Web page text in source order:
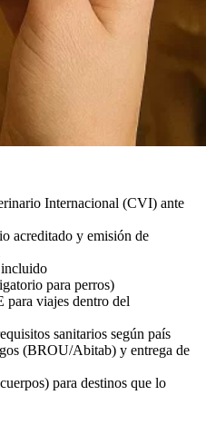
Internacional (CVI) ante
acreditado y emisión de
para perros)
para viajes dentro del
sanitarios según país
(BROU/Abitab) y entrega de
para destinos que lo